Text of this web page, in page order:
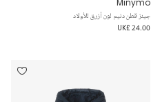
Minymo
جينز قطن دنيم لون أزرق للأولاد
UK£ 24.00